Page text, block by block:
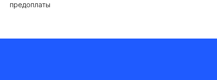
предоплаты